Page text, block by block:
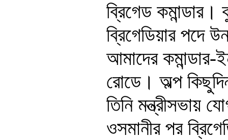
ব্রিগেড কমান্ডার।
ব্রিগেডিয়ার পদে
আমাদের কমান্ডার-
রোডে। অল্প
তিনি মন্ত্রীসভায়
ওসমানীর পর